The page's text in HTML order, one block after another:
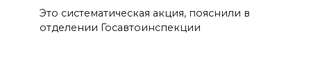
Это систематическая акция, пояснили в
отделении Госавтоинспекции